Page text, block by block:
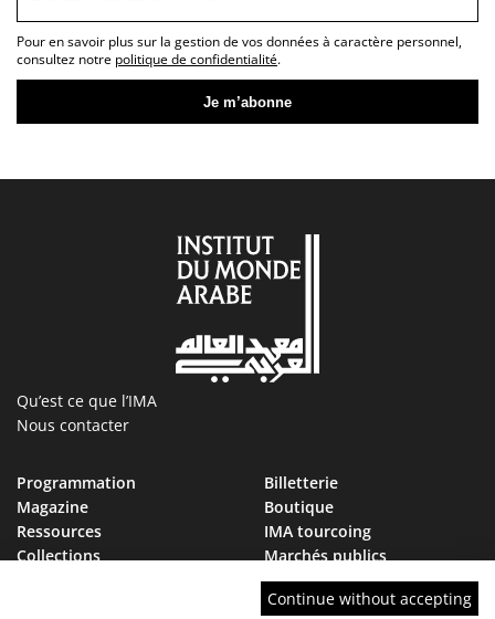
Pour en savoir plus sur la gestion de vos données à caractère personnel,
consultez notre politique de confidentialité.
Qu’est ce que l’IMA
Nous contacter
Programmation
Magazine
Ressources
Collections
Billetterie
Boutique
IMA tourcoing
Marchés publics
Nous rejoindre
Continue without accepting